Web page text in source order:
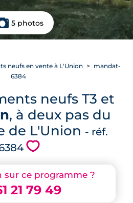
5 photos
sur ce programme ?
21 79 49
neufs en vente à L'Union
mandat-
6384
neufs T3 et
, à deux pas du
de L'Union - réf.
💗